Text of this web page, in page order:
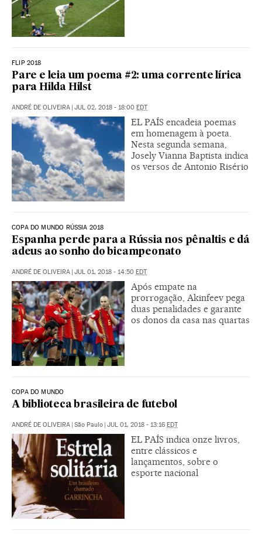
FLIP 2018
Pare e leia um poema #2: uma corrente lírica
para Hilda Hilst
ANDRÉ DE OLIVEIRA | JUL 02, 2018 - 18:00 EDT
EL PAÍS encadeia poemas
em homenagem à poeta.
Nesta segunda semana,
Josely Vianna Baptista indica
os versos de Antonio Risério
COPA DO MUNDO RÚSSIA 2018
Espanha perde para a Rússia nos pênaltis e dá
adeus ao sonho do bicampeonato
ANDRÉ DE OLIVEIRA | JUL 01, 2018 - 14:50 EDT
Após empate na
prorrogação, Akinfeev pega
duas penalidades e garante
os donos da casa nas quartas
COPA DO MUNDO
A biblioteca brasileira de futebol
ANDRÉ DE OLIVEIRA | São Paulo | JUL 01, 2018 - 13:16 EDT
EL PAÍS indica onze livros,
entre clássicos e
lançamentos, sobre o
esporte nacional